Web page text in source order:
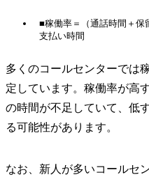
■稼働率＝（通話時間＋保
支払い時間
多くのコールセンターでは
定しています。稼働率が高
の時間が不足していて、低
る可能性があります。
なお、新人が多いコールセ